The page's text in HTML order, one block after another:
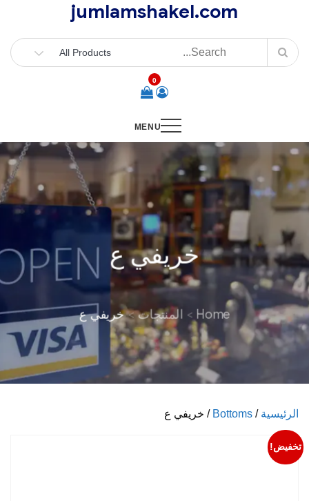
content
jumlamshakel.com
0
MENU
خريفي ع
Home المنتجات خريفي ع
الرئيسية /
Bottoms / خريفي ع
تخفيض!